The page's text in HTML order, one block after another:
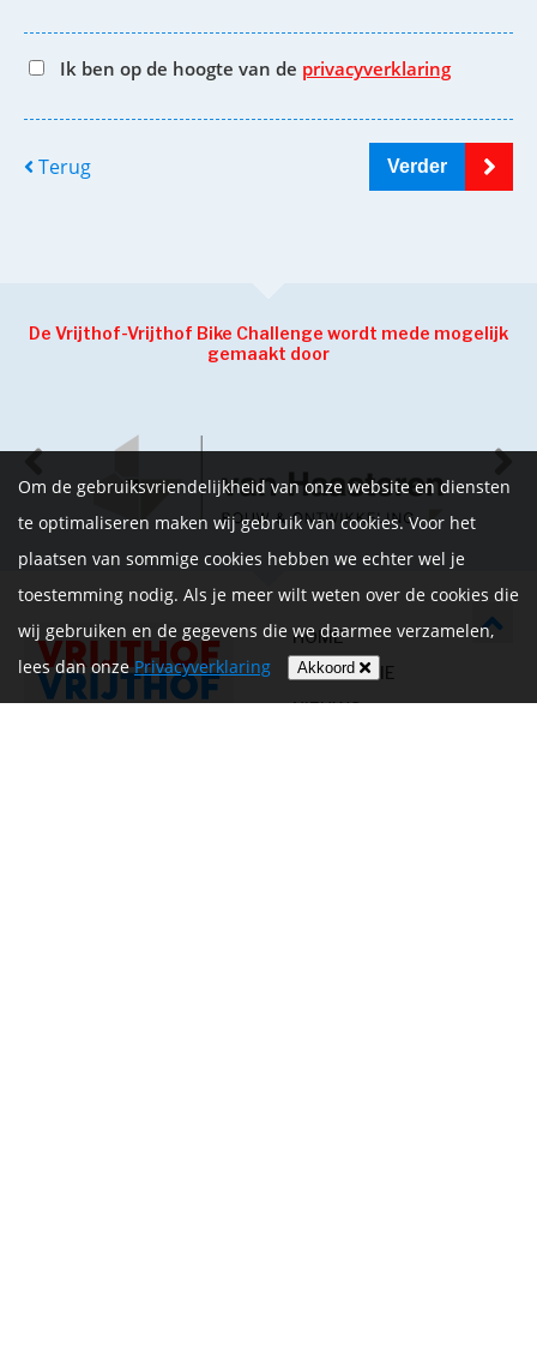
Ik ben op de hoogte van de privacyverklaring
Terug Verder
De Vrijthof-Vrijthof Bike Challenge wordt mede mogelijk
gemaakt door
HOME
INFORMATIE
NIEUWS
Om de gebruiksvriendelijkheid van onze website en diensten
te optimaliseren maken wij gebruik van cookies. Voor het
plaatsen van sommige cookies hebben we echter wel je
toestemming nodig. Als je meer wilt weten over de cookies die
wij gebruiken en de gegevens die we daarmee verzamelen,
lees dan onzePrivacyverklaring Akkoord